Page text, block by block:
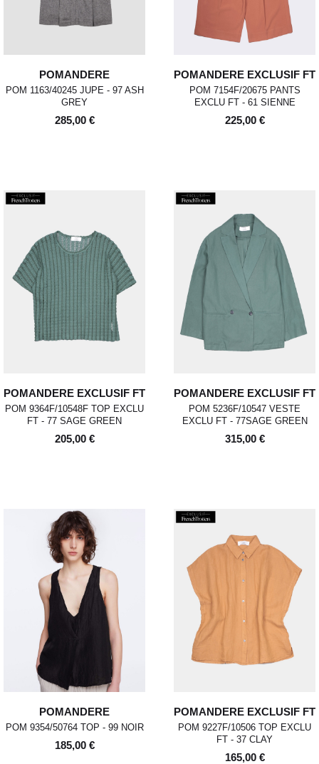
POMANDERE
POM 1163/40245 JUPE - 97 ASH
GREY
285,00 €
POMANDERE EXCLUSIF FT
POM 7154F/20675 PANTS
EXCLU FT - 61 SIENNE
225,00 €
POMANDERE EXCLUSIF FT
POM 9364F/10548F TOP EXCLU
FT - 77 SAGE GREEN
205,00 €
POMANDERE EXCLUSIF FT
POM 5236F/10547 VESTE
EXCLU FT - 77SAGE GREEN
315,00 €
POMANDERE
POM 9354/50764 TOP - 99 NOIR
185,00 €
POMANDERE EXCLUSIF FT
POM 9227F/10506 TOP EXCLU
FT - 37 CLAY
165,00 €